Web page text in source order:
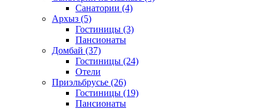
Санатории (4)
Архыз (5)
Гостиницы (3)
Пансионаты
Домбай (37)
Гостиницы (24)
Отели
Приэльбрусье (26)
Гостиницы (19)
Пансионаты